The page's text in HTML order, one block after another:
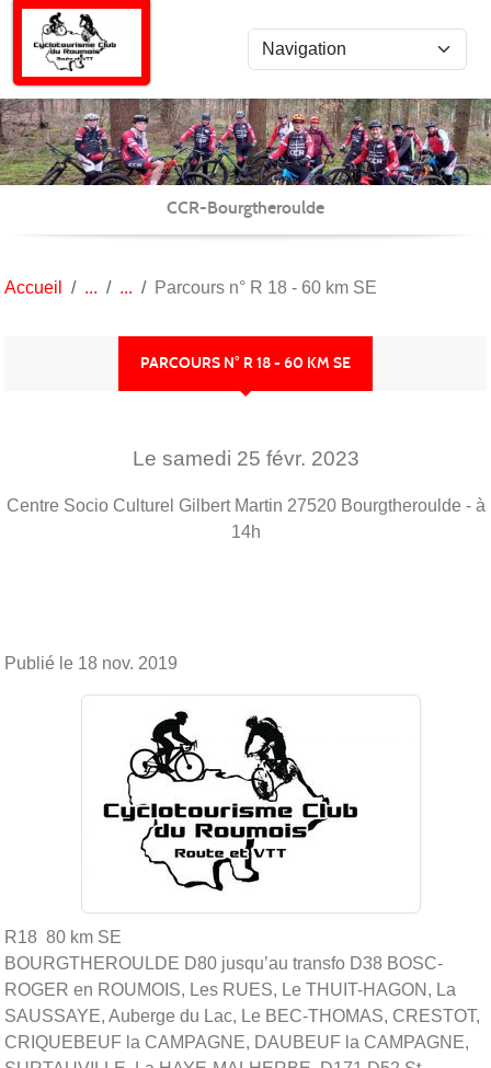
CCR-Bourgtheroulde
Accueil Parcours n° R 18 - 60 km SE
PARCOURS N° R 18 - 60 KM SE
Le samedi 25 févr. 2023
Centre Socio Culturel Gilbert Martin 27520 Bourgtheroulde - à
14h
Publié le 18 nov. 2019
R18 80 km SE
BOURGTHEROULDE D80 jusqu’au transfo D38 BOSC-
ROGER en ROUMOIS, Les RUES, Le THUIT-HAGON, La
SAUSSAYE, Auberge du Lac, Le BEC-THOMAS, CRESTOT,
CRIQUEBEUF la CAMPAGNE, DAUBEUF la CAMPAGNE,
Panneau de gestion des cookies